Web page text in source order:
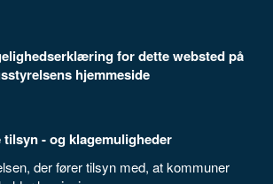
for dette websted på
hjemmeside
tilsyn - og klagemuligheder
der fører tilsyn med, at kommuner